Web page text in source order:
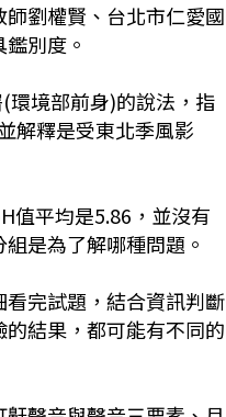
劉權賢、台北市仁愛國
別度。
環境部前身)的說法，指
解釋是受東北季風影
值平均是5.86，並沒有
是為了解哪種問題。
完試題，結合資訊判斷
結果，都可能有不同的